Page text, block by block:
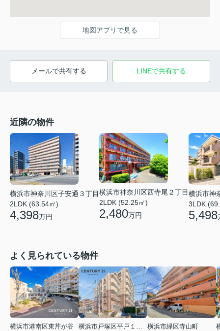
地図アプリで見る
メールで共有する LINEで共有する
近隣の物件
横浜市神奈川区子安通３丁目
2LDK (63.54㎡)
4,398万円
横浜市神奈川区西寺尾２丁目
2LDK (52.25㎡)
2,480万円
横浜市神
3LDK
5,498
よく見られている物件
横浜市港南区東芹が谷
横浜市戸塚区平戸１丁目
横浜市緑区寺山町